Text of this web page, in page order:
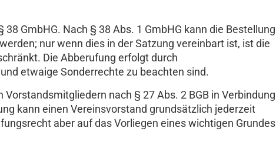
GmbHG. Nach § 38 Abs. 1 GmbHG kann die Bestellung
nur wenn dies in der Satzung vereinbart ist, ist die
Die Abberufung erfolgt durch
etwaige Sonderrechte zu beachten sind.
nach § 27 Abs. 2 BGB in Verbindung
kann einen Vereinsvorstand grundsätzlich jederzeit
aber auf das Vorliegen eines wichtigen Grundes